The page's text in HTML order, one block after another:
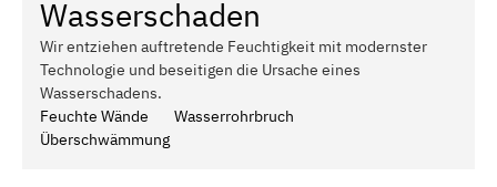
Wasserschaden
Wir entziehen auftretende Feuchtigkeit mit modernster
Technologie und beseitigen die Ursache eines
Wasserschadens.
Feuchte Wände
Wasserrohrbruch
Überschwämmung